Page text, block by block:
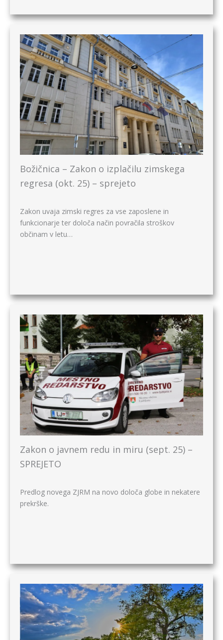
Božičnica – Zakon o izplačilu zimskega
regresa (okt. 25) – sprejeto
Zakon uvaja zimski regres za vse zaposlene in
funkcionarje ter določa način povračila stroškov
občinam v letu…
Zakon o javnem redu in miru (sept. 25) –
SPREJETO
Predlog novega ZJRM na novo določa globe in nekatere
prekrške.